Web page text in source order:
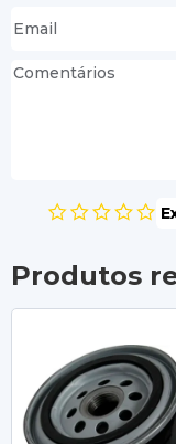
Produtos